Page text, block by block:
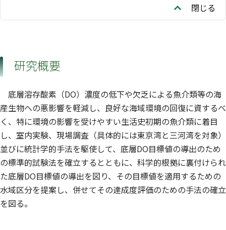
閉じる
研究概要
底層溶存酸素（DO）濃度の低下や欠乏による魚介類等の海
産生物への悪影響を軽減し、良好な海域環境の回復に資するべ
く、特に環境の影響を受けやすい生活史初期の魚介類に着目
し、室内実験、現場調査（具体的には東京湾と三河湾を対象）
並びに統計学的手法を駆使して、底層DO目標値の導出のため
の標準的試験法を確立するとともに、科学的根拠に裏付けられ
た底層DO目標値の導出を図り、その目標値を適用するための
水域区分を提案し、併せてその達成度評価のための手法の確立
を図る。